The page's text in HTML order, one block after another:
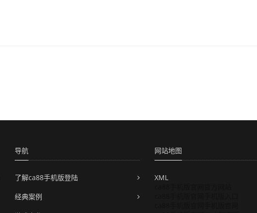
导航
了解ca88手机版登陆
经典案例
网站地图
XML